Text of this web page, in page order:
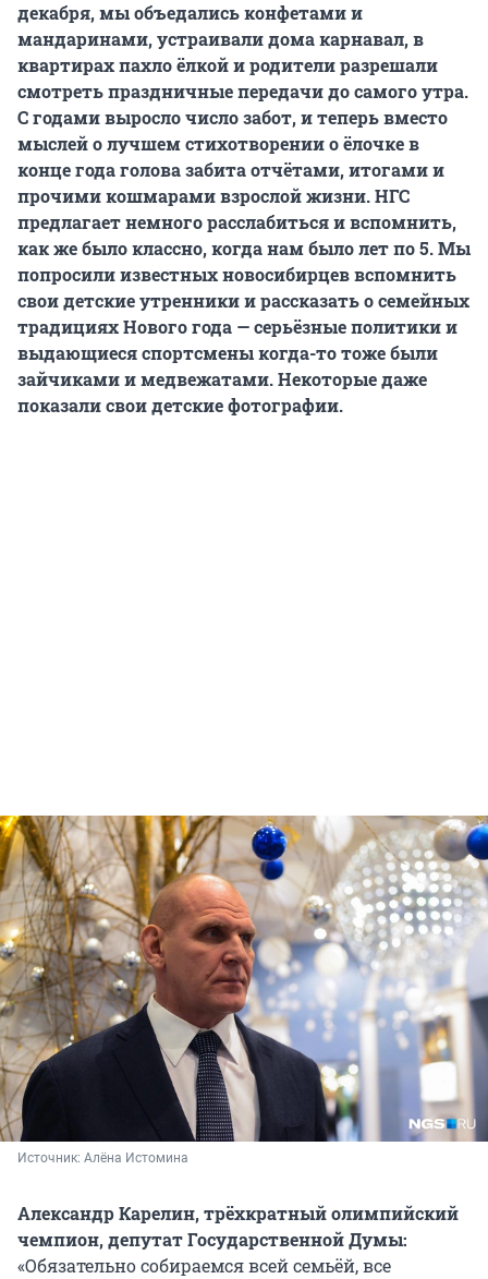
декабря, мы объедались конфетами и
мандаринами, устраивали дома карнавал, в
квартирах пахло ёлкой и родители разрешали
смотреть праздничные передачи до самого утра.
С годами выросло число забот, и теперь вместо
мыслей о лучшем стихотворении о ёлочке в
конце года голова забита отчётами, итогами и
прочими кошмарами взрослой жизни. НГС
предлагает немного расслабиться и вспомнить,
как же было классно, когда нам было лет по 5. Мы
попросили известных новосибирцев вспомнить
свои детские утренники и рассказать о семейных
традициях Нового года — серьёзные политики и
выдающиеся спортсмены когда-то тоже были
зайчиками и медвежатами. Некоторые даже
показали свои детские фотографии.
Источник: Алёна Истомина
Александр Карелин, трёхкратный олимпийский
чемпион, депутат Государственной Думы:
«Обязательно собираемся всей семьёй, все